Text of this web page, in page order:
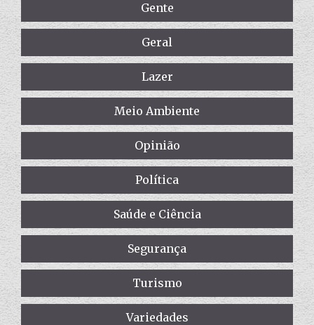
Gente
Geral
Lazer
Meio Ambiente
Opinião
Política
Saúde e Ciência
Segurança
Turismo
Variedades